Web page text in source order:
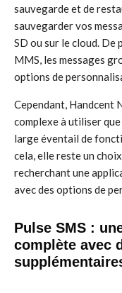
sauvegarde et de
sauvegarder vos
SD ou sur le cloud. De
MMS, les messages
options de
Cependant, Handcent
complexe à utiliser
large éventail de
cela, elle reste un
recherchant une
avec des options de
Pulse SMS :
complète avec